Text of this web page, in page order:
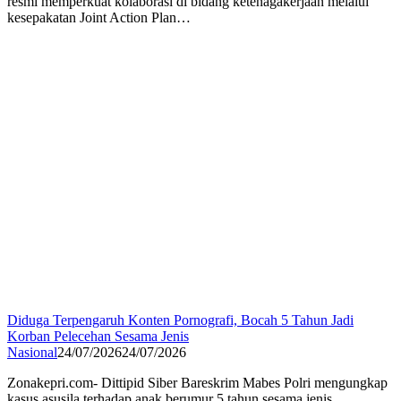
kesepakatan Joint Action Plan…
Diduga Terpengaruh Konten Pornografi, Bocah 5 Tahun Jadi
Korban Pelecehan Sesama Jenis
Nasional24/07/202624/07/2026
Zonakepri.com- Dittipid Siber Bareskrim Mabes Polri mengungkap